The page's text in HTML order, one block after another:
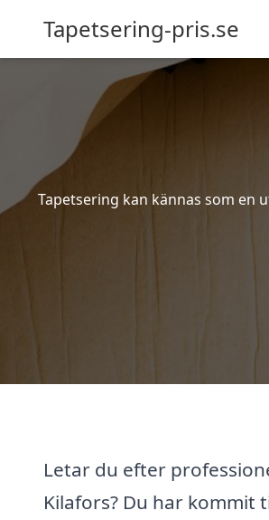
Tapetsering-pris.se
Tapetsering kan kännas som en
Letar du efter
Kilafors? Du har kommit